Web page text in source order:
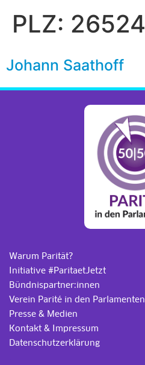
PLZ: 26524
Johann Saathoff
Warum Parität?
Initiative #ParitaetJetzt
Bündnispartner:innen
Verein Parité in den Parlamenten
Presse & Medien
Kontakt & Impressum
Datenschutzerklärung